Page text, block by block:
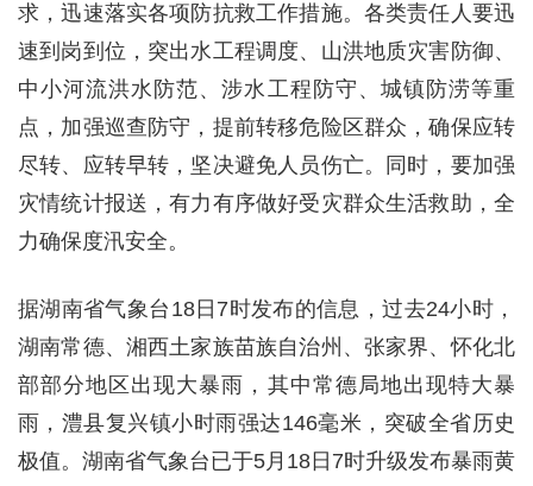
求，迅速落实各项防抗救工作措施。各类责任人要迅
速到岗到位，突出水工程调度、山洪地质灾害防御、
中小河流洪水防范、涉水工程防守、城镇防涝等重
点，加强巡查防守，提前转移危险区群众，确保应转
尽转、应转早转，坚决避免人员伤亡。同时，要加强
灾情统计报送，有力有序做好受灾群众生活救助，全
力确保度汛安全。
据湖南省气象台18日7时发布的信息，过去24小时，
湖南常德、湘西土家族苗族自治州、张家界、怀化北
部部分地区出现大暴雨，其中常德局地出现特大暴
雨，澧县复兴镇小时雨强达146毫米，突破全省历史
极值。湖南省气象台已于5月18日7时升级发布暴雨黄